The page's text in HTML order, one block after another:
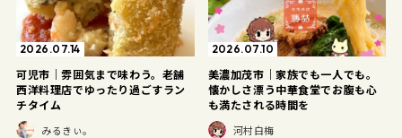
2026.07.14
可児市｜雰囲気まで味わう。老舗
西洋料理店でゆったり過ごすラン
チタイム
みるきぃ。
2026.07.10
美濃加茂市｜家族でも一人でも。
懐かしさ漂う中華食堂でお腹も心
も満たされる時間を
河村白梅